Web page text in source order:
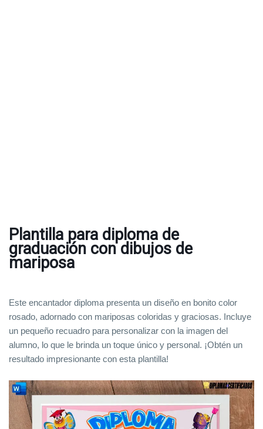
Plantilla para diploma de
graduación con dibujos de
mariposa
Este encantador diploma presenta un diseño en bonito color
rosado, adornado con mariposas coloridas y graciosas. Incluye
un pequeño recuadro para personalizar con la imagen del
alumno, lo que le brinda un toque único y personal. ¡Obtén un
resultado impresionante con esta plantilla!